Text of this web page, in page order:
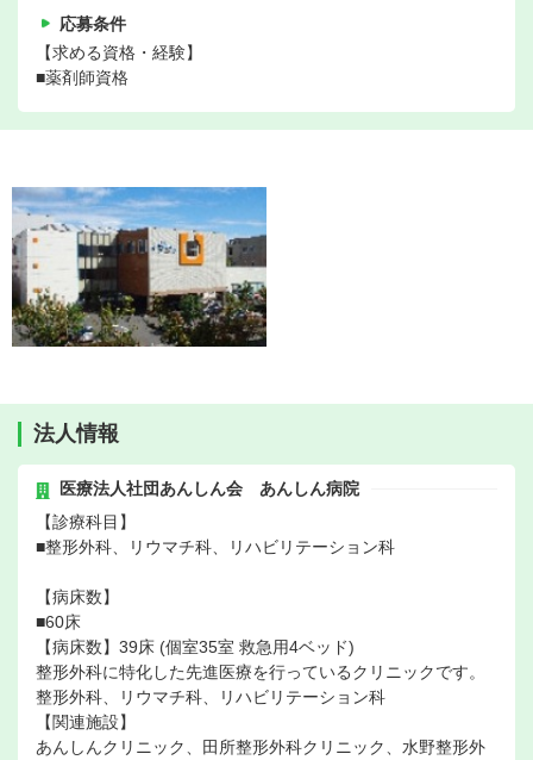
応募条件
【求める資格・経験】
■薬剤師資格
法人情報
医療法人社団あんしん会 あんしん病院
【診療科目】
■整形外科、リウマチ科、リハビリテーション科
【病床数】
■60床
【病床数】39床 (個室35室 救急用4ベッド)
整形外科に特化した先進医療を行っているクリニックです。
整形外科、リウマチ科、リハビリテーション科
【関連施設】
あんしんクリニック、田所整形外科クリニック、水野整形外